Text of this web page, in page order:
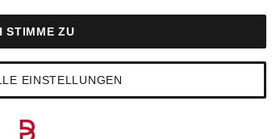
EINSTELLUNGEN
STIMME ZU